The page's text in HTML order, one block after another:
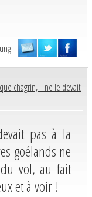
chagrin, il ne le devait
pas à la
goélands ne
vol, au fait
et à voir !